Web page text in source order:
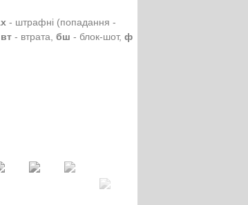
- штрафні (попадання -
вт - втрата, бш - блок-шот, ф